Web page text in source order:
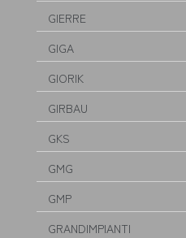
GIERRE
GIGA
GIORIK
GIRBAU
GKS
GMG
GMP
GRANDIMPIANTI